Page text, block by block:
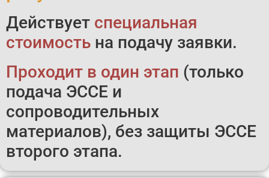
Действует специальная
стоимость на подачу заявки.
Проходит в один этап (только
подача ЭССЕ и
сопроводительных
материалов), без защиты ЭССЕ
второго этапа.